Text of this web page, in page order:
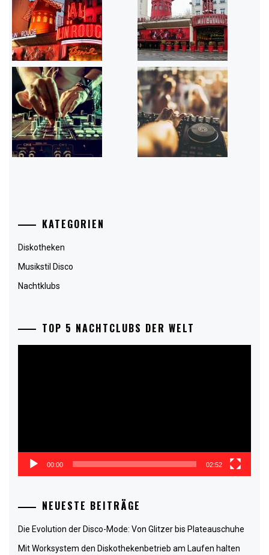
KATEGORIEN
Diskotheken
Musikstil Disco
Nachtklubs
TOP 5 NACHTCLUBS DER WELT
00:00 02:52
NEUESTE BEITRÄGE
Die Evolution der Disco-Mode: Von Glitzer bis Plateauschuhe
Mit Worksystem den Diskothekenbetrieb am Laufen halten